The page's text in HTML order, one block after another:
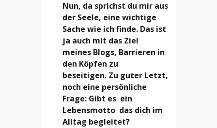
Nun, da sprichst du mir aus
der Seele, eine wichtige
Sache wie ich finde. Das ist
ja auch mit das Ziel
meines Blogs, Barrieren in
den Köpfen zu
beseitigen. Zu guter Letzt,
noch eine persönliche
Frage: Gibt es ein
Lebensmotto das dich im
Alltag begleitet?